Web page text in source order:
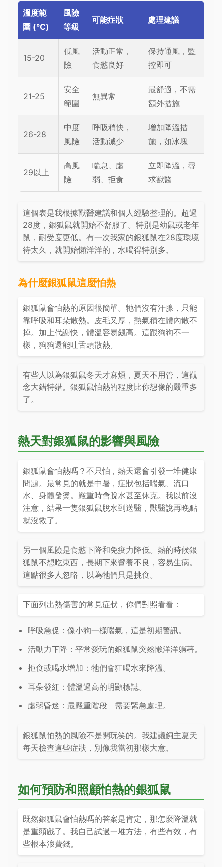
溫度範
圍 (°C)
風險
等級
可能症狀 處理建議
15-20
低風
險
活動正常，
食慾良好
保持通風，監
控即可
21-25
安全
範圍
無異常
最舒適，不需
額外措施
26-28
中度
風險
呼吸稍快，
活動減少
增加降溫措
施，如冰塊
29以上
高風
險
喘息、虛
弱、拒食
立即降溫，尋
求獸醫
這個表是我根據獸醫建議和個人經驗整理的。超過
28度，銀狐鼠就開始不舒服了。特別是幼鼠或老年
鼠，耐受度更低。有一次我家的銀狐鼠在28度環境
待太久，就開始懶洋洋的，水喝得特別多。
為什麼銀狐鼠這麼怕熱
銀狐鼠會怕熱的原因很簡單。牠們沒有汗腺，只能
靠呼吸和耳朵散熱。皮毛又厚，熱氣積在體內散不
掉。加上代謝快，體溫容易飆高。這跟狗狗不一
樣，狗狗還能吐舌頭散熱。
有些人以為銀狐鼠冬天才麻煩，夏天不用管，這觀
念大錯特錯。銀狐鼠怕熱的程度比你想像的嚴重多
了。
熱天對銀狐鼠的影響與風險
銀狐鼠會怕熱嗎？不只怕，熱天還會引發一堆健康
問題。最常見的就是中暑，症狀包括喘氣、流口
水、身體發燙。嚴重時會脫水甚至休克。我以前沒
注意，結果一隻銀狐鼠脫水到送醫，獸醫說再晚點
就沒救了。
另一個風險是食慾下降和免疫力降低。熱的時候銀
狐鼠不想吃東西，長期下來營養不良，容易生病。
這點很多人忽略，以為牠們只是挑食。
下面列出熱傷害的常見症狀，你們對照看看：
呼吸急促：像小狗一樣喘氣，這是初期警訊。
活動力下降：平常愛玩的銀狐鼠突然懶洋洋躺著。
拒食或喝水增加：牠們會狂喝水來降溫。
耳朵發紅：體溫過高的明顯標誌。
虛弱昏迷：最嚴重階段，需要緊急處理。
銀狐鼠怕熱的風險不是開玩笑的。我建議飼主夏天
每天檢查這些症狀，別像我當初那樣大意。
如何預防和照顧怕熱的銀狐鼠
既然銀狐鼠會怕熱嗎的答案是肯定，那怎麼降溫就
是重頭戲了。我自己試過一堆方法，有些有效，有
些根本浪費錢。